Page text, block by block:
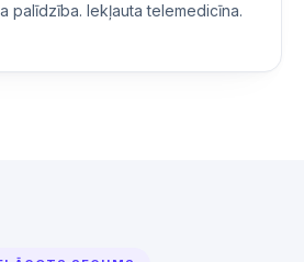
palīdzība. Iekļauta telemedicīna.